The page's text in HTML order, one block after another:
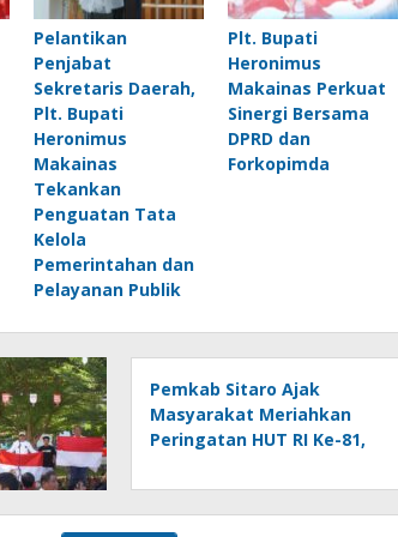
Pelantikan
Penjabat
Sekretaris Daerah,
Plt. Bupati
Heronimus
Makainas
Tekankan
Penguatan Tata
Kelola
Pemerintahan dan
Pelayanan Publik
Plt. Bupati
Heronimus
Makainas Perkuat
Sinergi Bersama
DPRD dan
Forkopimda
Pemkab Sitaro Ajak
Masyarakat Meriahkan
Peringatan HUT RI Ke-81,
Daerah